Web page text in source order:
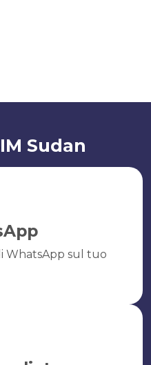
Sudan
WhatsApp sul tuo